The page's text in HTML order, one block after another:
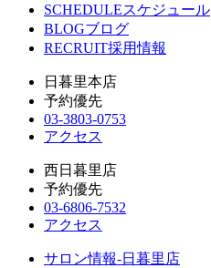
SCHEDULEスケジュール
BLOGブログ
RECRUIT採用情報
日暮里本店
予約優先
03-3803-0753
アクセス
西日暮里店
予約優先
03-6806-7532
アクセス
サロン情報-日暮里店